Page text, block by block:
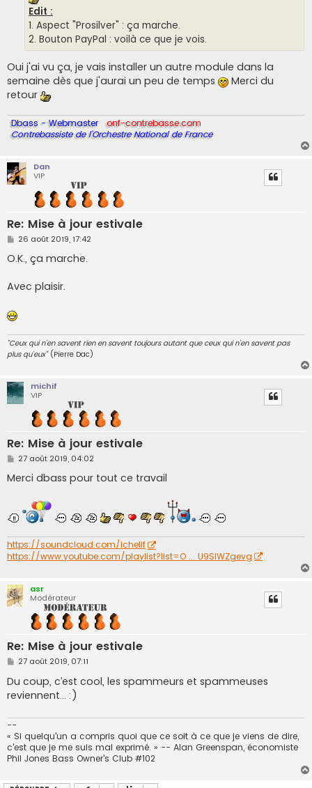
Edit :
1. Aspect "Prosilver" : ça marche.
2. Bouton PayPal : voilà ce que je vois.
Oui j'ai vu ça, je vais installer un autre module dans la
semaine dès que j'aurai un peu de temps
Merci du
retour
Dbass - Webmaster
onf-contrebasse.com
Contrebassiste de l'Orchestre National de France
Dan
VIP
Re: Mise à jour estivale
M
s
s
g
e
26 août 2019, 17:42
O.K., ça marche.
Avec plaisir.
"Ceux qui n'en savent rien en savent toujours autant que ceux qui n'en savent pas
plus qu'eux"(Pierre Dac)
michif
VIP
Re: Mise à jour estivale
M
s
s
e
27 août 2019, 04:02
Merci dbass pour tout ce travail
https://soundcloud.com/ichelif
https://www.youtube.com/playlist?list=O ... U9SIWZgevg
asr
Modérateur
Re: Mise à jour estivale
M
s
s
a
27 août 2019, 07:11
Du coup, c’est cool, les spammeurs et spammeuses
reviennent… :)
--
« Si quelqu'un a compris quoi que ce soit à ce que je viens de dire,
c'est que je me suis mal exprimé. » -- Alan Greenspan, économiste
Phil Jones Bass Owner's Club #102